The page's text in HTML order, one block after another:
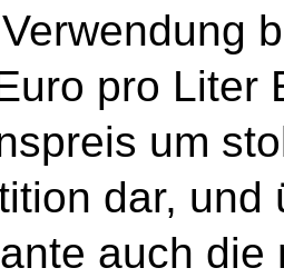
pro Liter
um
dar, und
auch